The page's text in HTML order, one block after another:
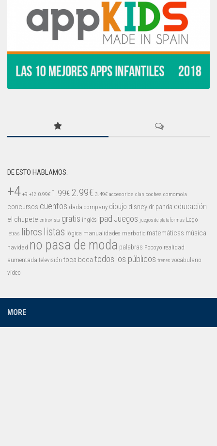
DE ESTO HABLAMOS:
+4 +9 +12 0.99€ 1.99€ 2.99€ 3.49€ accesorios clan coches comomola
concursos cuentos dada company dibujo disney dr panda educación
el chupete entrevista gratis inglés ipad Juegos juegos de plataformas Lego
letras libros listas lógica manualidades marbotic matemáticas música
navidad no pasa de moda palabras Pocoyo realidad
aumentada televisión toca boca todos los públicos trenes vocabulario
vídeo
MORE